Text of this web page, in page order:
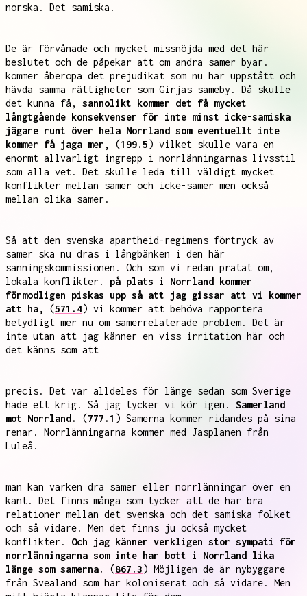
norska. Det samiska.
De är förvånade och mycket missnöjda med det här
beslutet och de påpekar att om andra samer byar.
kommer åberopa det prejudikat som nu har uppstått och
hävda samma rättigheter som Girjas sameby. Då skulle
det kunna få, sannolikt kommer det få mycket
långtgående konsekvenser för inte minst icke-samiska
jägare runt över hela Norrland som eventuellt inte
kommer få jaga mer,
(199.5) vilket skulle vara en
enormt allvarligt ingrepp i norrlänningarnas livsstil
som alla vet. Det skulle leda till väldigt mycket
konflikter mellan samer och icke-samer men också
mellan olika samer.
Så att den svenska apartheid-regimens förtryck av
samer ska nu dras i långbänken i den här
sanningskommissionen. Och som vi redan pratat om,
lokala konflikter. på plats i Norrland kommer
förmodligen piskas upp så att jag gissar att vi kommer
att ha,
(571.4) vi kommer att behöva rapportera
betydligt mer nu om samerrelaterade problem. Det är
inte utan att jag känner en viss irritation här och
det känns som att
precis. Det var alldeles för länge sedan som Sverige
hade ett krig. Så jag tycker vi kör igen. Samerland
mot Norrland.
(777.1 ) Samerna kommer ridandes på sina
renar. Norrlänningarna kommer med Jasplanen från
Luleå.
man kan varken dra samer eller norrlänningar över en
kant. Det finns många som tycker att de har bra
relationer mellan det svenska och det samiska folket
och så vidare. Men det finns ju också mycket
konflikter. Och jag känner verkligen stor sympati för
norrlänningarna som inte har bott i Norrland lika
länge som samerna.
(867.3) Möjligen de är nybyggare
från Svealand som har koloniserat och så vidare. Men